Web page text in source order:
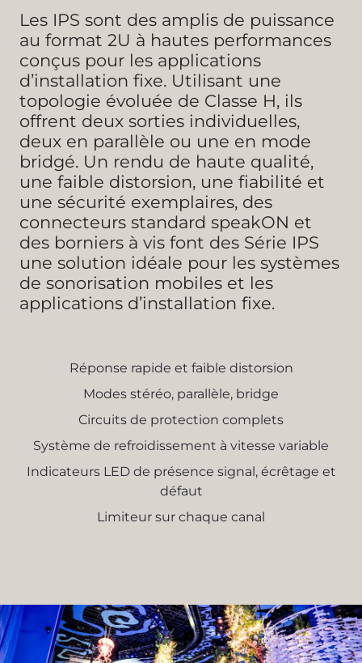
Les IPS sont des amplis de puissance
au format 2U à hautes performances
conçus pour les applications
d’installation fixe. Utilisant une
topologie évoluée de Classe H, ils
offrent deux sorties individuelles,
deux en parallèle ou une en mode
bridgé. Un rendu de haute qualité,
une faible distorsion, une fiabilité et
une sécurité exemplaires, des
connecteurs standard speakON et
des borniers à vis font des Série IPS
une solution idéale pour les systèmes
de sonorisation mobiles et les
applications d’installation fixe.
Réponse rapide et faible distorsion
Modes stéréo, parallèle, bridge
Circuits de protection complets
Système de refroidissement à vitesse variable
Indicateurs LED de présence signal, écrêtage et
défaut
Limiteur sur chaque canal